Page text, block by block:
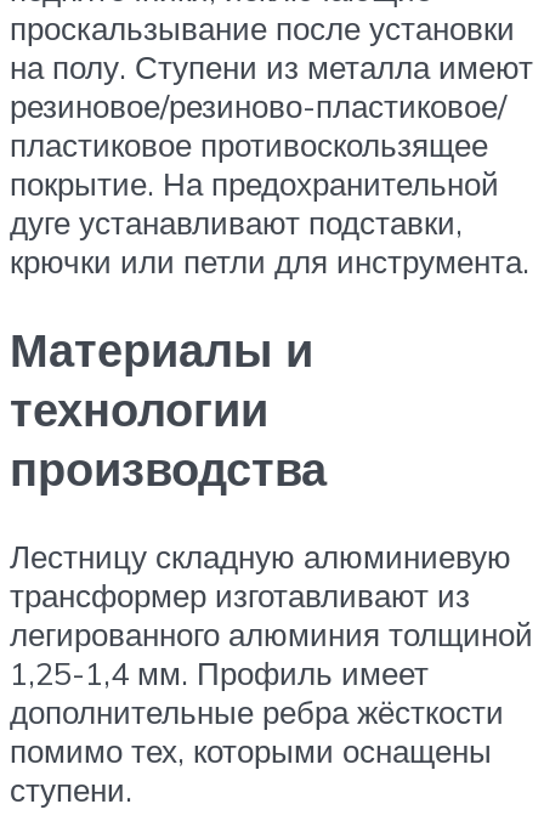
проскальзывание после установки
на полу. Ступени из металла имеют
резиновое/резиново-пластиковое/
пластиковое противоскользящее
покрытие. На предохранительной
дуге устанавливают подставки,
крючки или петли для инструмента.
Материалы и
технологии
производства
Лестницу складную алюминиевую
трансформер изготавливают из
легированного алюминия толщиной
1,25-1,4 мм. Профиль имеет
дополнительные ребра жёсткости
помимо тех, которыми оснащены
ступени.